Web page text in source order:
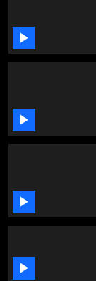



